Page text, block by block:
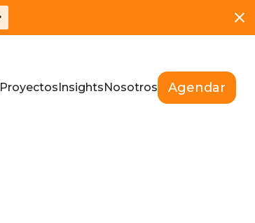
Proyectos Insights Nosotros Agendar